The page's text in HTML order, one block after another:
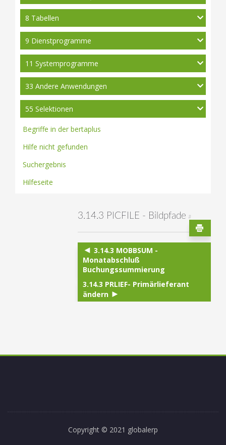
8 Tabellen
9 Dienstprogramme
11 Systemprogramme
33 Andere Anwendungen
55 Selektionen
Begriffe in der bertaplus
Hilfe nicht gefunden
Suchergebnis
Hilfeseite
3.14.3 PICFILE - Bildpfade #
3.14.3 MOBBSUM -
Monatabschluß
Buchungssummierung
3.14.3 PRLIEF- Primärlieferant
ändern
Copyright © 2021 globalerp